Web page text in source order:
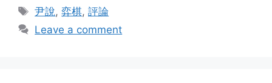
Tags
尹說,弈棋,評論
Leave a comment